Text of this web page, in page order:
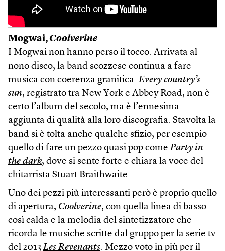
Mogwai, Coolverine
I Mogwai non hanno perso il tocco. Arrivata al
nono disco, la band scozzese continua a fare
musica con coerenza granitica. Every country’s
sun, registrato tra New York e Abbey Road, non è
certo l’album del secolo, ma è l’ennesima
aggiunta di qualità alla loro discografia. Stavolta la
band si è tolta anche qualche sfizio, per esempio
quello di fare un pezzo quasi pop come Party in
the dark, dove si sente forte e chiara la voce del
chitarrista Stuart Braithwaite.
Uno dei pezzi più interessanti però è proprio quello
di apertura, Coolverine, con quella linea di basso
così calda e la melodia del sintetizzatore che
ricorda le musiche scritte dal gruppo per la serie tv
del 2013 Les Revenants. Mezzo voto in più per il